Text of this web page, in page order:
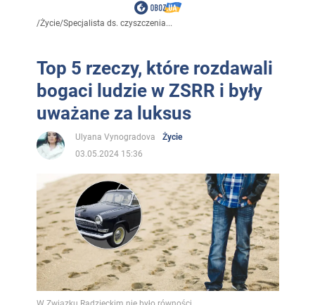
/Życie/Specjalista ds. czyszczenia...
Top 5 rzeczy, które rozdawali
bogaci ludzie w ZSRR i były
uważane za luksus
Ulyana Vynogradova
Życie
03.05.2024 15:36